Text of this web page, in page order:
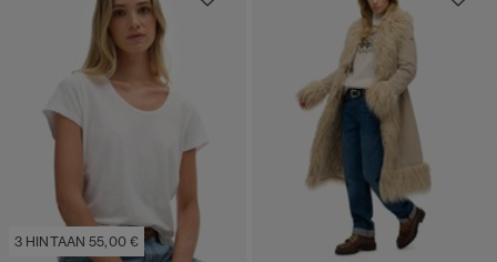
3 HINTAAN 55,00 €